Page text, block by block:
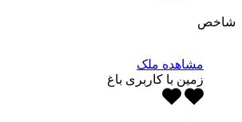
شاخص
مشاهده ملک
زمین با کاربری باغ